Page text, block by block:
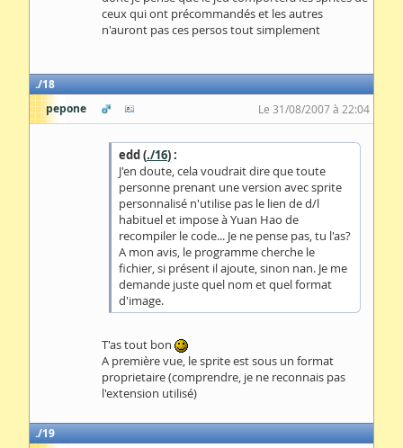
ceux qui ont précommandés et les autres
n'auront pas ces persos tout simplement
18
pepone
Le 31/08/2007 à 22:04
edd (./16) :
J'en doute, cela voudrait dire que toute
personne prenant une version avec sprite
personnalisé n'utilise pas le lien de d/l
habituel et impose à Yuan Hao de
recompiler le code... Je ne pense pas, tu l'as?
A mon avis, le programme cherche le
fichier, si présent il ajoute, sinon nan. Je me
demande juste quel nom et quel format
d'image.
T'as tout bon
A première vue, le sprite est sous un format
proprietaire (comprendre, je ne reconnais pas
l'extension utilisé)
19